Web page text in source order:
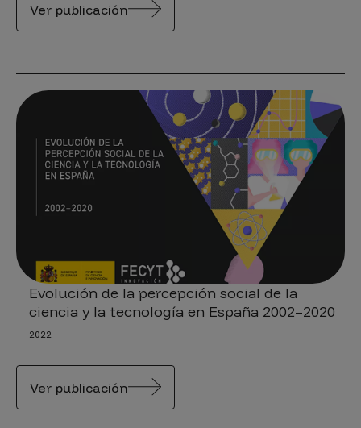
Ver publicación
Evolución de la percepción social de la
ciencia y la tecnología en España 2002–2020
2022
Ver publicación